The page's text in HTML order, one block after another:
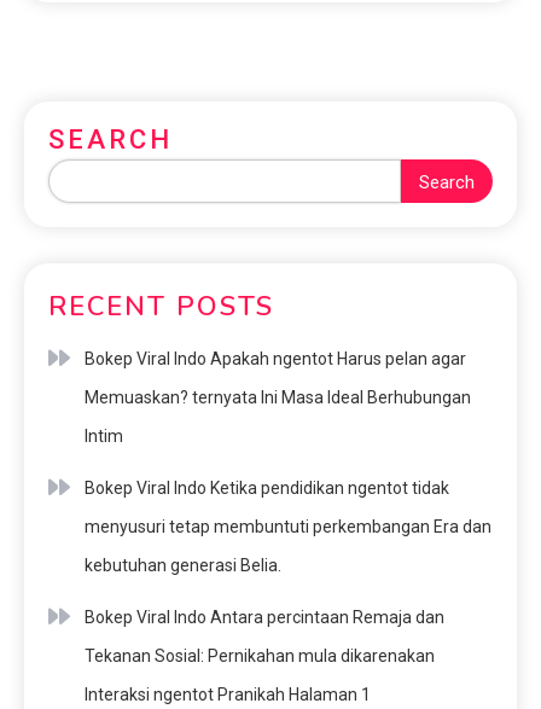
SEARCH
Search
RECENT POSTS
Bokep Viral Indo Apakah ngentot Harus pelan agar
Memuaskan? ternyata Ini Masa Ideal Berhubungan
Intim
Bokep Viral Indo Ketika pendidikan ngentot tidak
menyusuri tetap membuntuti perkembangan Era dan
kebutuhan generasi Belia.
Bokep Viral Indo Antara percintaan Remaja dan
Tekanan Sosial: Pernikahan mula dikarenakan
Interaksi ngentot Pranikah Halaman 1